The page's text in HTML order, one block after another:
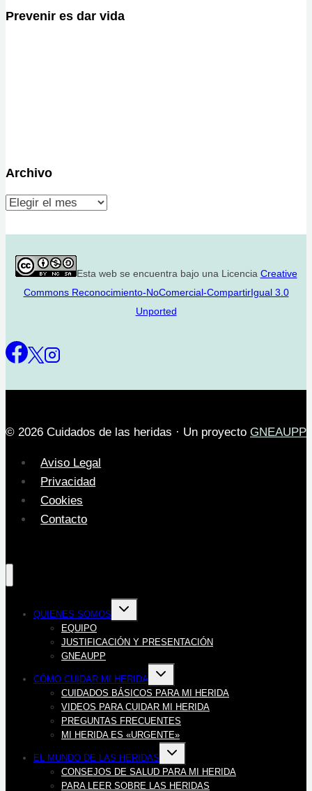
Prevenir es dar vida
Archivo
Archivo
Esta web se encuentra bajo una Licencia Creative
Commons Reconocimiento-NoComercial-CompartirIgual 3.0
Unported
© 2026 Cuidados de las heridas · Un proyecto GNEAUPP
Aviso Legal
Privacidad
Cookies
Contacto
QUIENES SOMOS
Alternar
menú
EQUIPO
JUSTIFICACIÓN Y PRESENTACIÓN
GNEAUPP
CÓMO CUIDAR MI HERIDA
Alternar
menú
hijo
CUIDADOS BÁSICOS PARA MI HERIDA
VIDEOS PARA CUIDAR MI HERIDA
PREGUNTAS FRECUENTES
MI HERIDA ES «URGENTE»
EL MUNDO DE LAS HERIDAS
Alternar
menú
hijo
CONSEJOS DE SALUD PARA MI HERIDA
PARA LEER SOBRE LAS HERIDAS